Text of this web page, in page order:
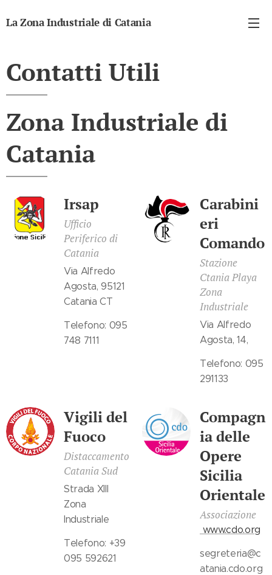
La Zona Industriale di Catania
Contatti Utili
Zona Industriale di
Catania
Irsap
Ufficio
Periferico di
Catania
Via Alfredo
Agosta, 95121
Catania CT
Telefono: 095
748 7111
Carabini
eri
Comando
Stazione
Ctania Playa
Zona
Industriale
Via Alfredo
Agosta, 14,
Telefono: 095
291133
Vigili del
Fuoco
Distaccamento
Catania Sud
Strada XIII
Zona
Industriale
Telefono: +39
095 592621
Compagn
ia delle
Opere
Sicilia
Orientale
Associazione
www.cdo.org
segreteria@c
atania.cdo.org